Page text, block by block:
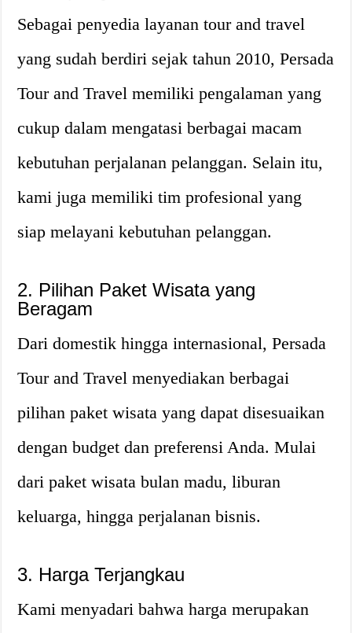
Sebagai penyedia layanan tour and travel
yang sudah berdiri sejak tahun 2010, Persada
Tour and Travel memiliki pengalaman yang
cukup dalam mengatasi berbagai macam
kebutuhan perjalanan pelanggan. Selain itu,
kami juga memiliki tim profesional yang
siap melayani kebutuhan pelanggan.
2. Pilihan Paket Wisata yang
Beragam
Dari domestik hingga internasional, Persada
Tour and Travel menyediakan berbagai
pilihan paket wisata yang dapat disesuaikan
dengan budget dan preferensi Anda. Mulai
dari paket wisata bulan madu, liburan
keluarga, hingga perjalanan bisnis.
3. Harga Terjangkau
Kami menyadari bahwa harga merupakan